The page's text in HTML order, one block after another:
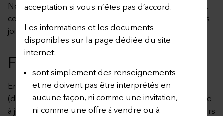
acceptation si vous n’êtes pas d’accord.
Les informations et les documents
disponibles sur la page dédiée du site
internet:
sont simplement des renseignements
et ne doivent pas être interprétés en
aucune façon, ni comme une invitation,
ni comme une offre à vendre ou à
Nous vous encourageons à consulter régulièrement
cette page dédiée et les documents téléchargeables
joints ci-après.
FONDS EXTERNES
En cliquant sur le lien ci-dessous, le Preneur
(d’Assurance) peut consulter la dernière version mise
à jour de la liste des Fonds Externes ainsi que de leurs